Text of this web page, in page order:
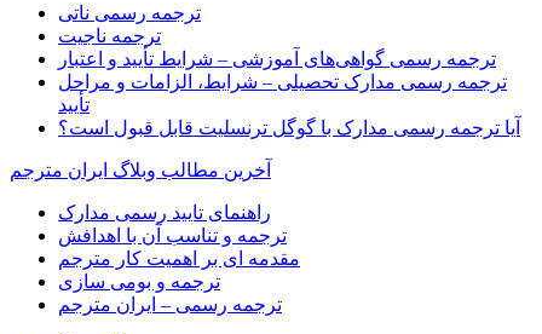
ترجمه رسمی ناتی
ترجمه ناجیت
ترجمه رسمی گواهی‌های آموزشی – شرایط تأیید و اعتبار
ترجمه رسمی مدارک تحصیلی – شرایط، الزامات و مراحل
تأیید
آیا ترجمه رسمی مدارک با گوگل ترنسلیت قابل قبول است؟
آخرین مطالب وبلاگ ایران مترجم
راهنمای تایید رسمی مدارک
ترجمه و تناسب آن با اهدافش
مقدمه ای بر اهمیت کار مترجم
ترجمه و بومی سازی
ترجمه رسمی – ایران مترجم